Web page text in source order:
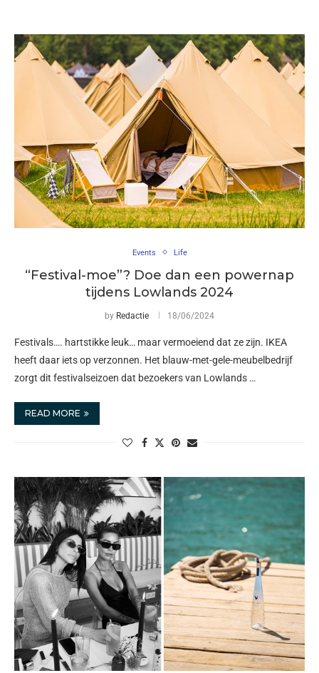
Events Life
“Festival-moe”? Doe dan een powernap
tijdens Lowlands 2024
by Redactie 18/06/2024
Festivals…. hartstikke leuk… maar vermoeiend dat ze zijn. IKEA
heeft daar iets op verzonnen. Het blauw-met-gele-meubelbedrijf
zorgt dit festivalseizoen dat bezoekers van Lowlands …
READ MORE